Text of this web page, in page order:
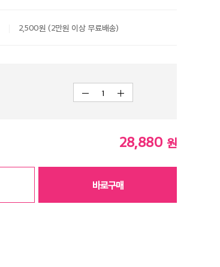
2,500원 (2만원 이상 무료배송)
1
28,880 원
바로구매